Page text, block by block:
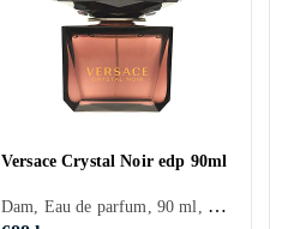
Versace Crystal Noir edp 90ml
Dam, Eau de parfum, 90 ml, Crystal, Mysk, Sandelträ, Cashmereträ, Viol, Apelsinblomma, Kardemumma, Grapefrukt, Pion, Gardenia, Tuberos, Peppar, Ingefära, Kokos, Jasmin, Vanilj, Ambra, Körsbär